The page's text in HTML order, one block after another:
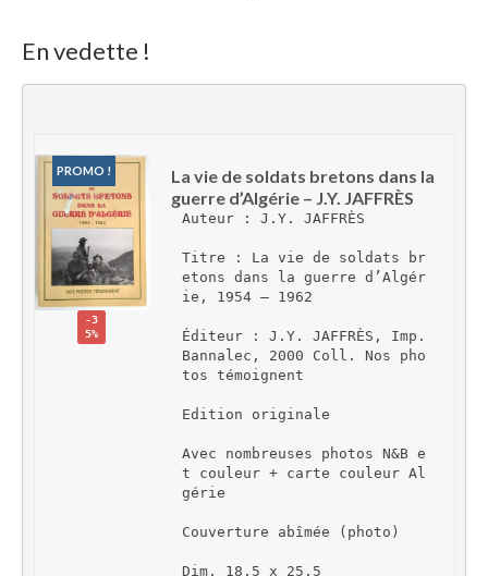
En vedette !
PROMO !
-3
5%
La vie de soldats bretons dans la
guerre d’Algérie – J.Y. JAFFRÈS
Auteur : J.Y. JAFFRÈS
Titre : La vie de soldats br
etons dans la guerre d’Algér
ie, 1954 – 1962
Éditeur : J.Y. JAFFRÈS, Imp.
Bannalec, 2000 Coll. Nos pho
tos témoignent
Edition originale
Avec nombreuses photos N&B e
t couleur + carte couleur Al
gérie
Couverture abîmée (photo)
Dim. 18,5 x 25,5